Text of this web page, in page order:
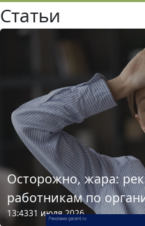
Статьи
Осторожно, жара:
работникам по
13:4331 июля 2026